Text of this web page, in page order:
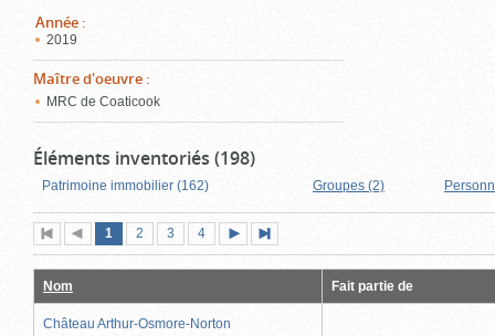
Année :
2019
Maître d'oeuvre :
MRC de Coaticook
Éléments inventoriés (198)
Patrimoine immobilier (162) Groupes (2)
Première
page
Page
précédente
Page
1 (page
actuelle)
Page
2 Page
3 Page
4
suivante
page
Nom Fait partie de
Château Arthur-Osmore-Norton